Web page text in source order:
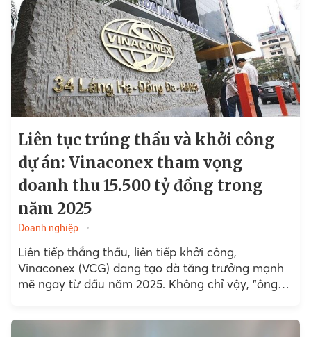
Liên tục trúng thầu và khởi công
dự án: Vinaconex tham vọng
doanh thu 15.500 tỷ đồng trong
năm 2025
Doanh nghiệp
Liên tiếp thắng thầu, liên tiếp khởi công,
Vinaconex (VCG) đang tạo đà tăng trưởng mạnh
mẽ ngay từ đầu năm 2025. Không chỉ vậy, "ông